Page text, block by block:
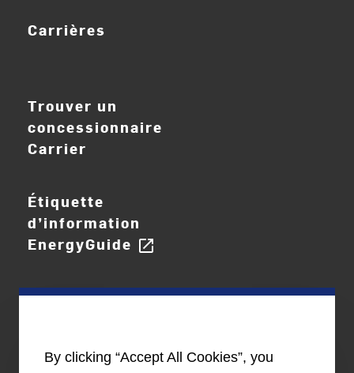
Carrières
Trouver un
concessionnaire
Carrier
Étiquette
d’information
EnergyGuide open_in_new
By clicking “Accept All Cookies”, you